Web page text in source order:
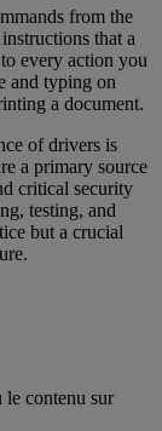
from the
that a
every action you
and typing on
a document.
of drivers is
a primary source
critical security
testing, and
but a crucial
le contenu sur